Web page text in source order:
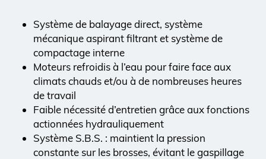
Système de balayage direct, système
mécanique aspirant filtrant et système de
compactage interne
Moteurs refroidis à l’eau pour faire face aux
climats chauds et/ou à de nombreuses heures
de travail
Faible nécessité d’entretien grâce aux fonctions
actionnées hydrauliquement
Système S.B.S. : maintient la pression
constante sur les brosses, évitant le gaspillage